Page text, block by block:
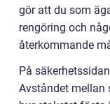
gör att du som
rengöring och
återkommande
På
Avståndet mellan